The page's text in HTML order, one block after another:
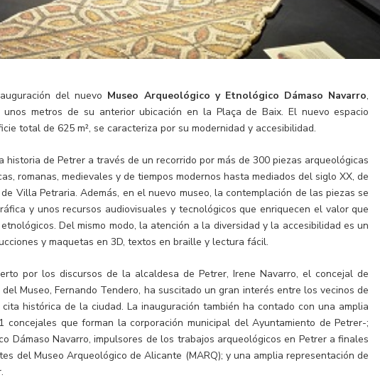
del nuevo Museo Arqueológico y Etnológico Dámaso Navarro,
metros de su anterior ubicación en la Plaça de Baix. El nuevo espacio
total de 625 m², se caracteriza por su modernidad y accesibilidad.
de Petrer a través de un recorrido por más de 300 piezas arqueológicas
romanas, medievales y de tiempos modernos hasta mediados del siglo XX, de
Villa Petraria. Además, en el nuevo museo, la contemplación de las piezas se
y unos recursos audiovisuales y tecnológicos que enriquecen el valor que
Del mismo modo, la atención a la diversidad y la accesibilidad es un
y maquetas en 3D, textos en braille y lectura fácil.
por los discursos de la alcaldesa de Petrer, Irene Navarro, el concejal de
Museo, Fernando Tendero, ha suscitado un gran interés entre los vecinos de
histórica de la ciudad. La inauguración también ha contado con una amplia
que forman la corporación municipal del Ayuntamiento de Petrer-;
Dámaso Navarro, impulsores de los trabajos arqueológicos en Petrer a finales
del Museo Arqueológico de Alicante (MARQ); y una amplia representación de